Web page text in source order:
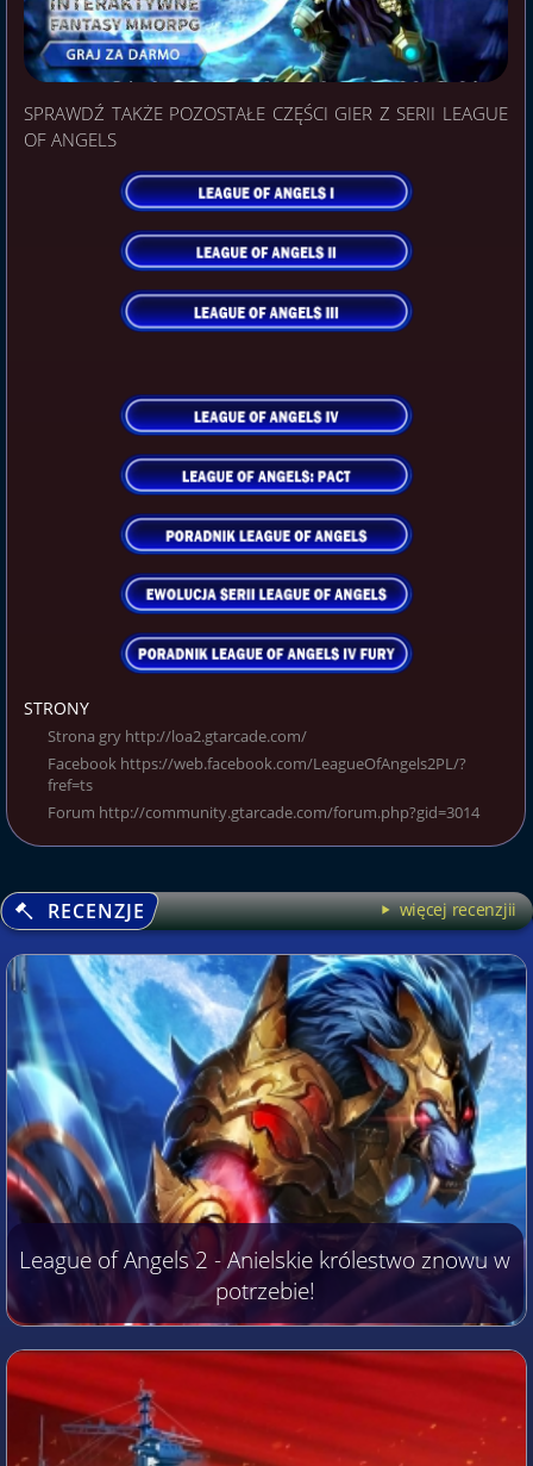
SPRAWDŹ TAKŻE POZOSTAŁE CZĘŚCI GIER Z SERII LEAGUE
OF ANGELS
STRONY
Strona gry http://loa2.gtarcade.com/
Facebook https://web.facebook.com/LeagueOfAngels2PL/?
fref=ts
Forum http://community.gtarcade.com/forum.php?gid=3014
RECENZJE więcej recenzjii
League of Angels 2 - Anielskie królestwo znowu w
potrzebie!